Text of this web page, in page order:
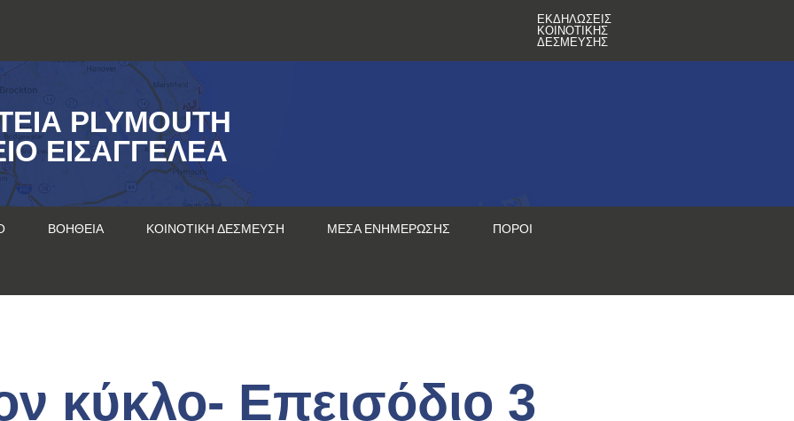
ΕΚΔΗΛΏΣΕΙΣ
ΚΟΙΝΟΤΙΚΉΣ
ΔΈΣΜΕΥΣΗΣ
PLYMOUTH
ΕΙΣΑΓΓΕΛΈΑ
ΒΟΉΘΕΙΑ ΚΟΙΝΟΤΙΚΉ ΔΈΣΜΕΥΣΗ ΜΈΣΑ ΕΝΗΜΈΡΩΣΗΣ ΠΌΡΟΙ
κύκλο- Επεισόδιο 3